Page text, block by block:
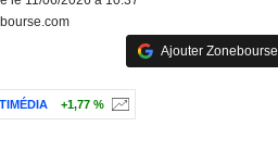
Ajouter
+1,77 %